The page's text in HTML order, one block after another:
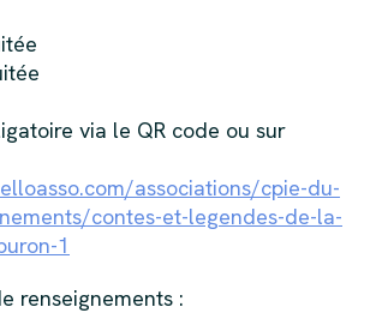
via le QR code ou sur
associations/cpie-du-
contes-et-legendes-de-la-
1
renseignements :